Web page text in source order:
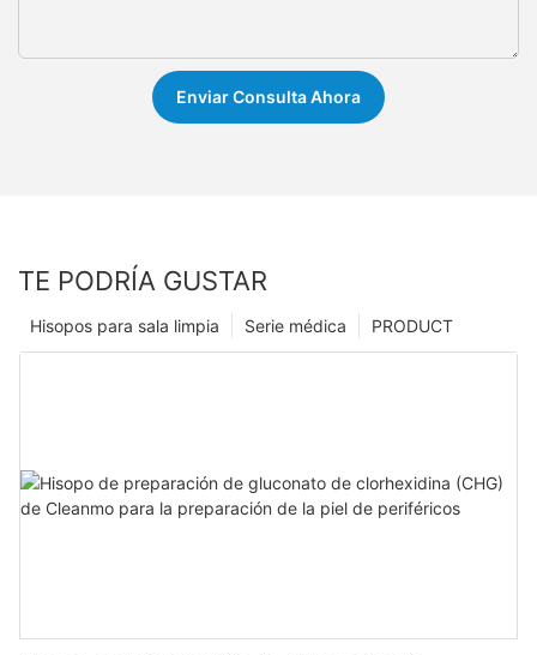
Enviar Consulta Ahora
TE PODRÍA GUSTAR
PRODUCT
Serie médica
Hisopos para sala limpia